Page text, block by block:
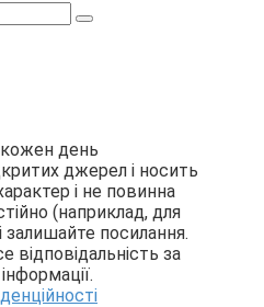
день
джерел і носить
і не повинна
(наприклад, для
залишайте посилання.
відповідальність за